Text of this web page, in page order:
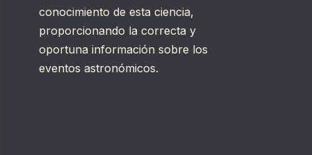
conocimiento de esta ciencia,
proporcionando la correcta y
oportuna información sobre los
eventos astronómicos.